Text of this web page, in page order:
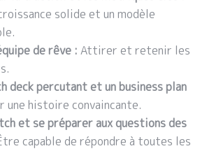
solide et un modèle
de rêve : Attirer et retenir les
deck percutant et un business plan
une histoire convaincante.
et se préparer aux questions des
capable de répondre à toutes les